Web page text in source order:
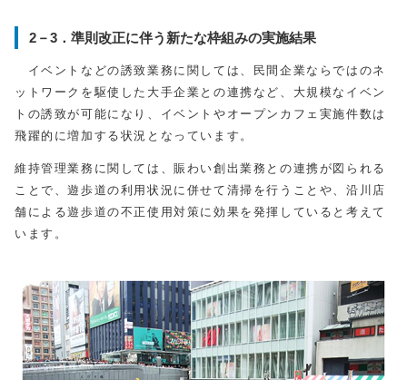
2－3．準則改正に伴う新たな枠組みの実施結果
イベントなどの誘致業務に関しては、民間企業ならではのネ
ットワークを駆使した大手企業との連携など、大規模なイベン
トの誘致が可能になり、イベントやオープンカフェ実施件数は
飛躍的に増加する状況となっています。
維持管理業務に関しては、賑わい創出業務との連携が図られる
ことで、遊歩道の利用状況に併せて清掃を行うことや、沿川店
舗による遊歩道の不正使用対策に効果を発揮していると考えて
います。